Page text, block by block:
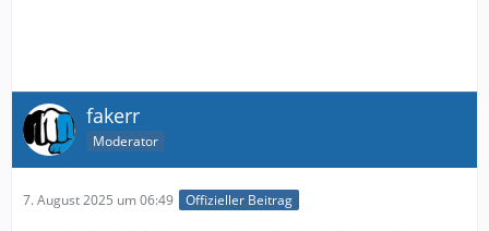
fakerr
Moderator
7. August 2025 um 06:49 Offizieller Beitrag